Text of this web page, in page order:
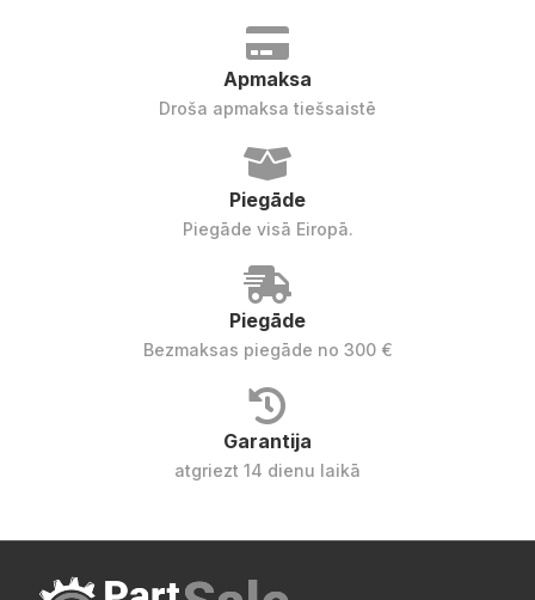
Apmaksa
Droša apmaksa tiešsaistē
Piegāde
Piegāde visā Eiropā.
Piegāde
Bezmaksas piegāde no 300 €
Garantija
atgriezt 14 dienu laikā